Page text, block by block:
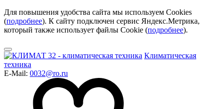
Для повышения удобства сайта мы используем Cookies
(подробнее). К сайту подключен сервис Яндекс.Метрика,
который также использует файлы Cookie (подробнее).
Климатическая
техника
E-Mail: 0032@ro.ru